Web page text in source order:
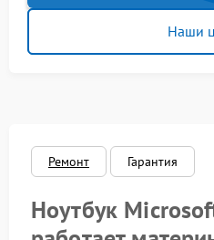
Наши
Ремонт Гарантия
Ноутбук